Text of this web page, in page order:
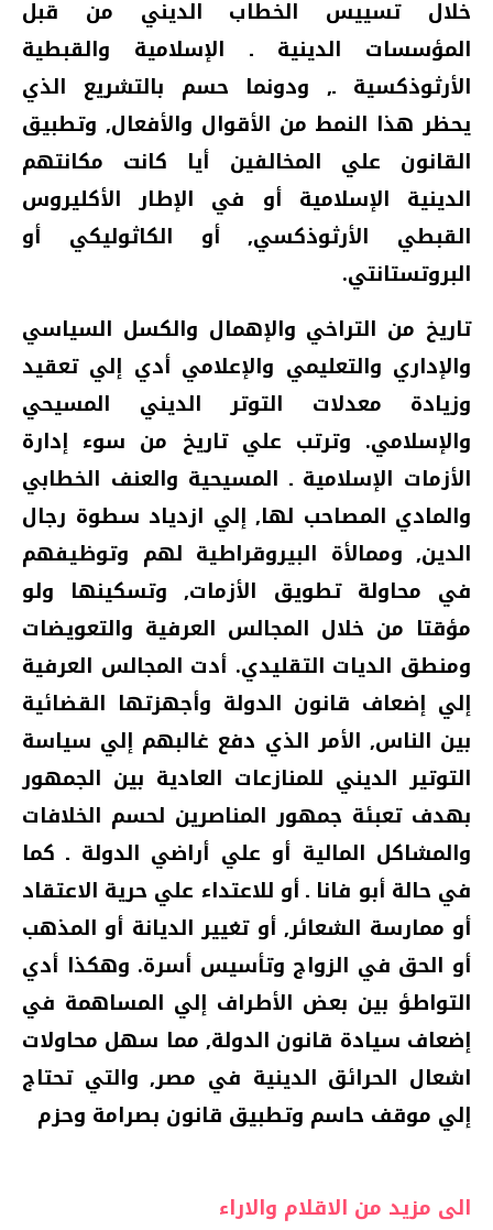
خلال تسييس الخطاب الديني من قبل
المؤسسات الدينية ـ الإسلامية والقبطية
الأرثوذكسية ـ‏,‏ ودونما حسم بالتشريع الذي
يحظر هذا النمط من الأقوال والأفعال‏,‏ وتطبيق
القانون علي المخالفين أيا كانت مكانتهم
الدينية الإسلامية أو في الإطار الأكليروس
القبطي الأرثوذكسي‏,‏ أو الكاثوليكي أو
البروتستانتي‏.‏
تاريخ من التراخي والإهمال والكسل السياسي
والإداري والتعليمي والإعلامي أدي إلي تعقيد
وزيادة معدلات التوتر الديني المسيحي
والإسلامي‏.‏ وترتب علي تاريخ من سوء إدارة
الأزمات الإسلامية ـ المسيحية والعنف الخطابي
والمادي المصاحب لها‏,‏ إلي ازدياد سطوة رجال
الدين‏,‏ وممالأة البيروقراطية لهم وتوظيفهم
في محاولة تطويق الأزمات‏,‏ وتسكينها ولو
مؤقتا من خلال المجالس العرفية والتعويضات
ومنطق الديات التقليدي‏.‏ أدت المجالس العرفية
إلي إضعاف قانون الدولة وأجهزتها القضائية
بين الناس‏,‏ الأمر الذي دفع غالبهم إلي سياسة
التوتير الديني للمنازعات العادية بين الجمهور
بهدف تعبئة جمهور المناصرين لحسم الخلافات
والمشاكل المالية أو علي أراضي الدولة ـ كما
في حالة أبو فانا ـ أو للاعتداء علي حرية الاعتقاد
أو ممارسة الشعائر‏,‏ أو تغيير الديانة أو المذهب
أو الحق في الزواج وتأسيس أسرة‏.‏ وهكذا أدي
التواطؤ بين بعض الأطراف إلي المساهمة في
إضعاف سيادة قانون الدولة‏,‏ مما سهل محاولات
اشعال الحرائق الدينية في مصر‏,‏ والتي تحتاج
إلي موقف حاسم وتطبيق قانون بصرامة وحزم‏
الى مزيد من الاقلام والاراء